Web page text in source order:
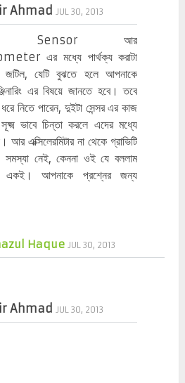
Ahmad JUL 30, 2013
Sensor আর
এর মধ্যে পার্থক্য করাটা
যেটি বুঝতে হলে আপনাকে
এর বিষয়ে জানতে হবে। তবে
নিতে পারেন, দুইটা সেন্সর এর কাজ
ভাবে চিন্তা করলে এদের মধ্যে
আর এক্সিলেরমিটার না থেকে গ্রাভিটি
সমস্যা নেই, কেননা ওই যে বললাম
একই। আপনাকে প্রশ্নের জন্য
Haque JUL 30, 2013
Ahmad JUL 30, 2013